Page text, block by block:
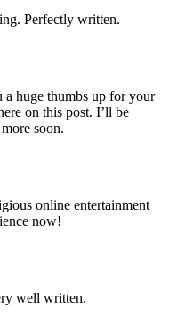
Perfectly written.
huge thumbs up for your
on this post. I’ll be
soon.
online entertainment
now!
well written.